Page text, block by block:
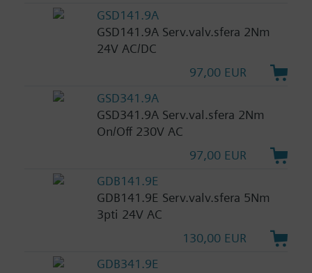
GSD141.9A
GSD141.9A Serv.valv.sfera 2Nm
24V AC/DC
97,00 EUR
GSD341.9A
GSD341.9A Serv.val.sfera 2Nm
On/Off 230V AC
97,00 EUR
GDB141.9E
GDB141.9E Serv.valv.sfera 5Nm
3pti 24V AC
130,00 EUR
GDB341.9E